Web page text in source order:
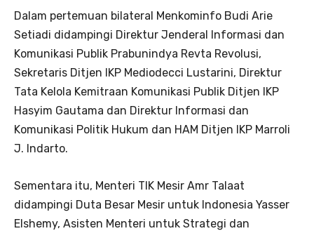
Dalam pertemuan bilateral Menkominfo Budi Arie
Setiadi didampingi Direktur Jenderal Informasi dan
Komunikasi Publik Prabunindya Revta Revolusi,
Sekretaris Ditjen IKP Mediodecci Lustarini, Direktur
Tata Kelola Kemitraan Komunikasi Publik Ditjen IKP
Hasyim Gautama dan Direktur Informasi dan
Komunikasi Politik Hukum dan HAM Ditjen IKP Marroli
J. Indarto.
Sementara itu, Menteri TIK Mesir Amr Talaat
didampingi Duta Besar Mesir untuk Indonesia Yasser
Elshemy, Asisten Menteri untuk Strategi dan